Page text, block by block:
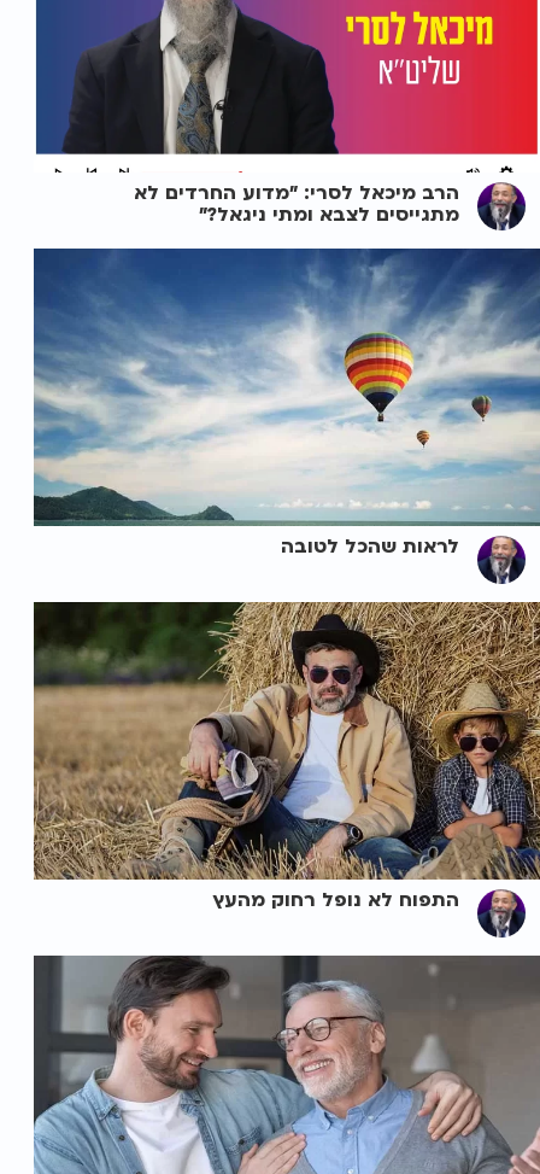
הרב מיכאל לסרי: "מדוע החרדים לא
מתגייסים לצבא ומתי ניגאל?"
לראות שהכל לטובה
התפוח לא נופל רחוק מהעץ